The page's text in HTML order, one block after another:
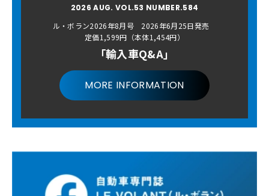
2026 AUG. VOL.53 NUMBER.584
ル・ボラン2026年8月号 2026年6月25日発売
定価1,599円（本体1,454円）
「輸入車Q&A」
MORE INFORMATION